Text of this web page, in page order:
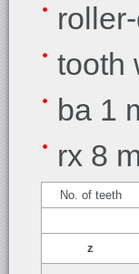
tooth
ba 1
rx 8
No. of teeth
z